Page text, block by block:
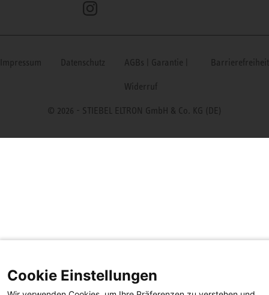
Impressum Datenschutz AGBs | Garantie |
Widerruf
Barrierefreiheit
Instagram
© 2026 - STIEBEL ELTRON GmbH & Co. KG (DE)
Cookie Einstellungen